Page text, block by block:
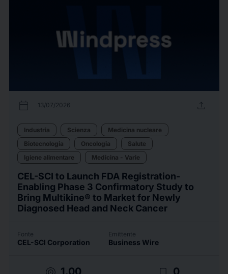
calendar_today 13/07/2026 upload
Industria Scienza
Medicina nucleare
Biotecnologia
Oncologia
Salute
Igiene alimentare
Medicina - Varie
CEL-SCI to Launch FDA Registration-
Enabling Phase 3 Confirmatory Study to
Bring Multikine® to Market for Newly
Diagnosed Head and Neck Cancer
Fonte
CEL-SCI Corporation
Emittente
Business Wire